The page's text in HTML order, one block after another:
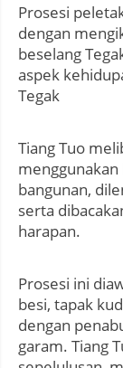
Prosesi
dengan
beselang
aspek
Tegak
Tiang Tuo
bangunan,
serta
harapan.
Prosesi ini
besi, tapak
dengan
garam. Tiang